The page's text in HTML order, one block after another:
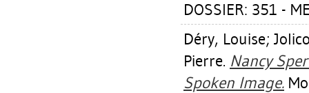
DOSSIER: 351 -
Déry, Louise;
Pierre. Nancy
Spoken Image.